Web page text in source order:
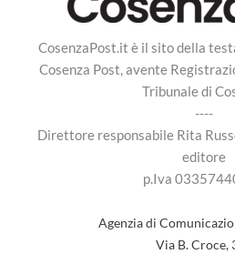
CosenzaPost.it è il sito della
Cosenza Post, avente
Tribunale di
----
Direttore responsabile Rita
editore
p.Iva
Agenzia di
Via B. Croce,